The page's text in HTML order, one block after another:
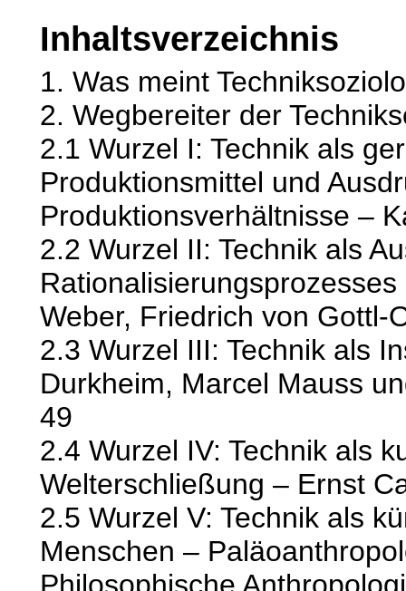
Inhaltsverzeichnis
1. Was meint
2. Wegbereiter der
2.1 Wurzel I: Technik als
Produktionsmittel und
Produktionsverhältnisse –
2.2 Wurzel II: Technik als
Weber, Friedrich von Gottl-
2.3 Wurzel III: Technik als
Durkheim, Marcel Mauss
49
2.4 Wurzel IV: Technik als
Welterschließung – Ernst
2.5 Wurzel V: Technik als
Menschen –